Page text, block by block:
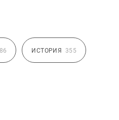
ИСТОРИЯ 355